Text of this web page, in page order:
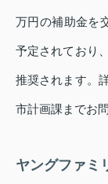
万円の補助金を
予定されており
推奨されます。
市計画課までお
ヤングファミ